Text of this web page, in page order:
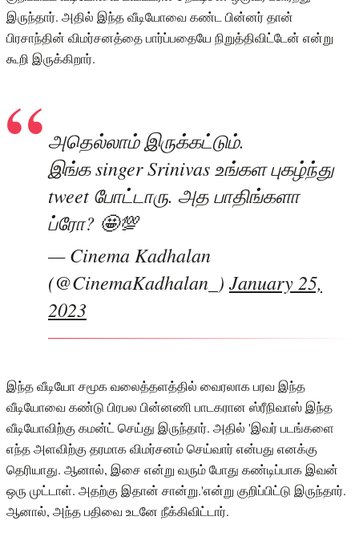
இருந்தார். அதில் இந்த வீடியோவை கண்ட பின்னர் தான்
பிரசாந்தின் விமர்சனத்தை பார்ப்பதையே நிறுத்திவிட்டேன் என்று
கூறி இருக்கிறார்.
அதெல்லாம் இருக்கட்டும்.
இங்க singer Srinivas உங்கள புகழ்ந்து
tweet போட்டாரு. அத பாதிங்களா
ப்ரோ? 🤩💯
— Cinema Kadhalan
(@CinemaKadhalan_) January 25,
2023
இந்த வீடியோ சமூக வலைத்தளத்தில் வைரலாக பரவ இந்த
வீடியோவை கண்டு பிரபல பின்னணி பாடகரான ஸ்ரீநிவாஸ் இந்த
வீடியோவிற்கு கமன்ட் செய்து இருந்தார். அதில் 'இவர் படங்களை
எந்த அளவிற்கு தரமாக விமர்சனம் செய்வார் என்பது எனக்கு
தெரியாது. ஆனால், இசை என்று வரும் போது கண்டிப்பாக இவன்
ஒரு முட்டாள். அதற்கு இதான் சான்று.'என்று குறிப்பிட்டு இருந்தார்.
ஆனால், அந்த பதிவை உடனே நீக்கிவிட்டார்.